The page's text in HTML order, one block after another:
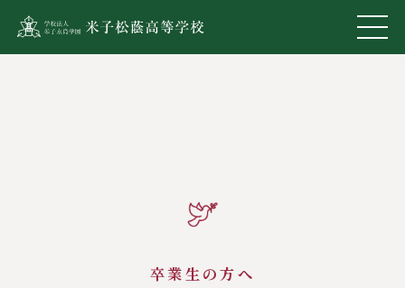
卒業生の方へ